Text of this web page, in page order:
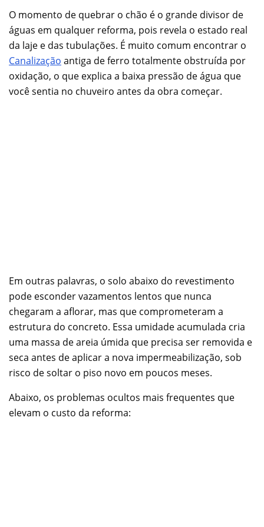
O momento de quebrar o chão é o grande divisor de
águas em qualquer reforma, pois revela o estado real
da laje e das tubulações. É muito comum encontrar o
Canalização antiga de ferro totalmente obstruída por
oxidação, o que explica a baixa pressão de água que
você sentia no chuveiro antes da obra começar.
Em outras palavras, o solo abaixo do revestimento
pode esconder vazamentos lentos que nunca
chegaram a aflorar, mas que comprometeram a
estrutura do concreto. Essa umidade acumulada cria
uma massa de areia úmida que precisa ser removida e
seca antes de aplicar a nova impermeabilização, sob
risco de soltar o piso novo em poucos meses.
Abaixo, os problemas ocultos mais frequentes que
elevam o custo da reforma: